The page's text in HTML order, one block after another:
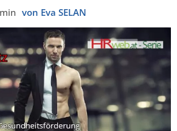
von Eva SELAN